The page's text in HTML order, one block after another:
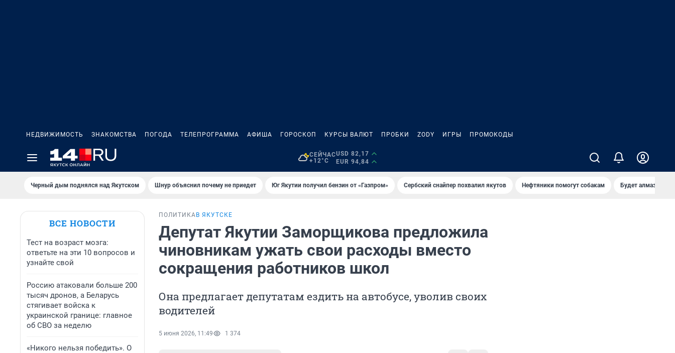
НЕДВИЖИМОСТЬ ЗНАКОМСТВА ПОГОДА ТЕЛЕПРОГРАММА АФИША ГОРОСКОП КУРСЫ ВАЛЮТ ПРОБКИ ZODY ИГРЫ ПРОМОКОДЫ
СЕЙЧАС
+12°C
USD 82,17
EUR 94,84
Черный дым поднялся над Якутском Шнур объяснил почему не приедет Юг Якутии получил бензин от «Газпром» Сербский снайпер похвалил якутов Нефтяники помогут собакам Будет алмазный
ВСЕ НОВОСТИ
Тест на возраст мозга:
ответьте на эти 10 вопросов и
узнайте свой
Россию атаковали больше 200
тысяч дронов, а Беларусь
стягивает войска к
украинской границе: главное
об СВО за неделю
«Никого нельзя победить». О
ПОЛИТИКА В ЯКУТСКЕ
Депутат Якутии Заморщикова предложила
чиновникам ужать свои расходы вместо
сокращения работников школ
Она предлагает депутатам ездить на автобусе, уволив своих
водителей
5 июня 2026, 11:49 1 374